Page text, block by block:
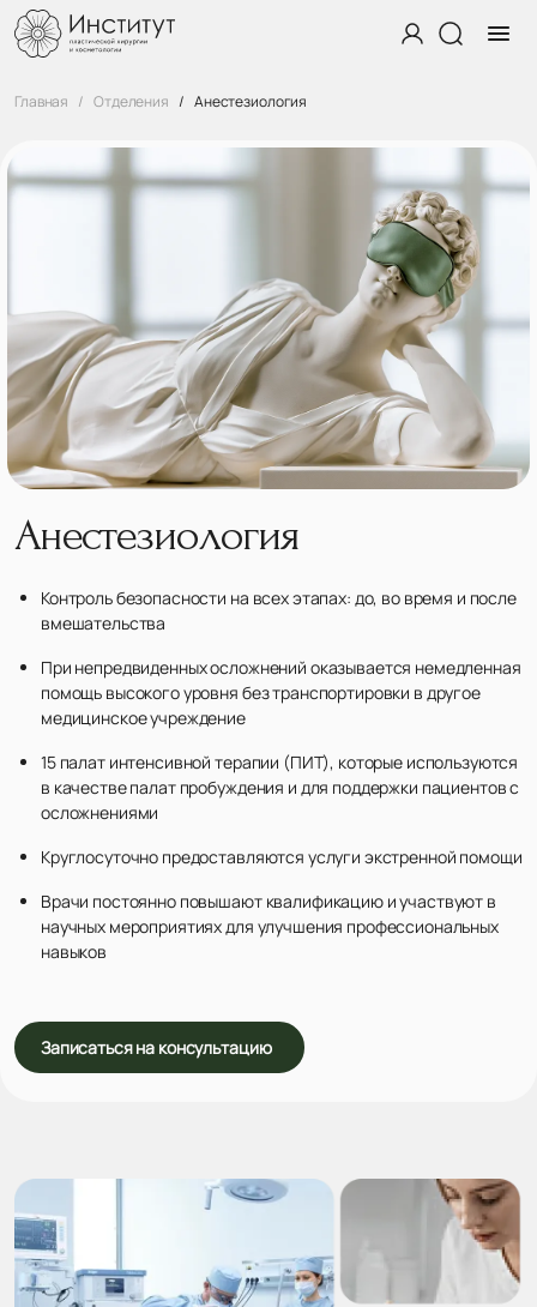
Главная Отделения Анестезиология
Анестезиология
Контроль безопасности на всех этапах: до, во время и после
вмешательства
При непредвиденных осложнений оказывается немедленная
помощь высокого уровня без транспортировки в другое
медицинское учреждение
15 палат интенсивной терапии (ПИТ), которые используются
в качестве палат пробуждения и для поддержки пациентов с
осложнениями
Круглосуточно предоставляются услуги экстренной помощи
Врачи постоянно повышают квалификацию и участвуют в
научных мероприятиях для улучшения профессиональных
навыков
Записаться на консультацию